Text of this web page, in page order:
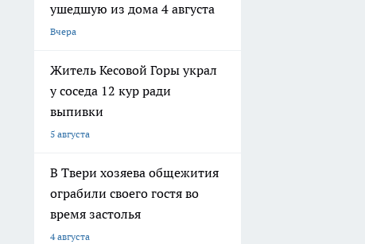
ушедшую из дома 4 августа
Вчера
Житель Кесовой Горы украл
у соседа 12 кур ради
выпивки
5 августа
В Твери хозяева общежития
ограбили своего гостя во
время застолья
4 августа